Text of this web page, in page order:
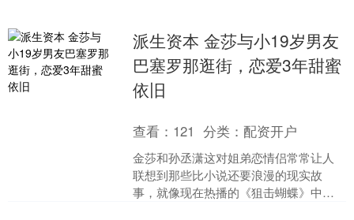
派生资本 金莎与小19岁男友
巴塞罗那逛街，恋爱3年甜蜜
依旧
查看： 121 分类：配资开户
金莎和孙丞潇这对姐弟恋情侣常常让人
联想到那些比小说还要浪漫的现实故
事，就像现在热播的《狙击蝴蝶》中的